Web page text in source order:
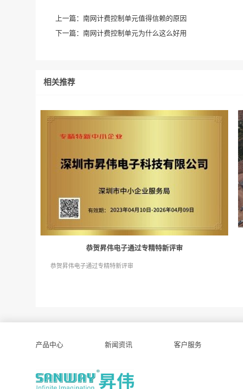
上一篇： 南网计费控制单元值得信赖的原因
下一篇： 南网计费控制单元为什么这么好用
相关推荐
恭贺昇伟电子通过专精特新评审
恭贺昇伟电子通过专精特新评审
产品中心 新闻资讯 客户服务